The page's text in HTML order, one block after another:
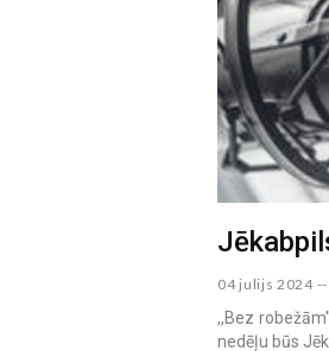
04 julijs 2024--
,,Bez
nedēļu būs